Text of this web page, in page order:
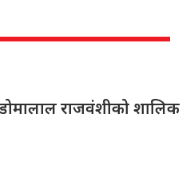
राजवंशीको शालिक